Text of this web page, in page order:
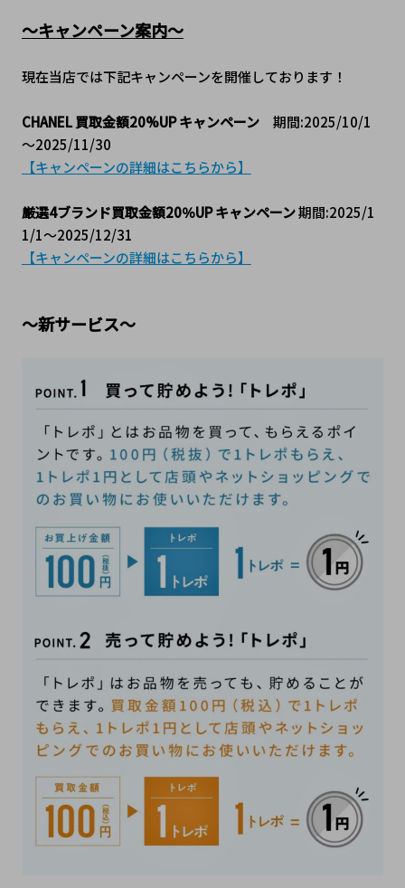
～キャンペーン案内～
現在当店では下記キャンペーンを開催しております！
CHANEL 買取金額20%UP キャンペーン 期間:2025/10/1
～2025/11/30
【キャンペーンの詳細はこちらから】
厳選4ブランド買取金額20％UP キャンペーン 期間:2025/1
1/1～2025/12/31
【キャンペーンの詳細はこちらから】
～新サービス～